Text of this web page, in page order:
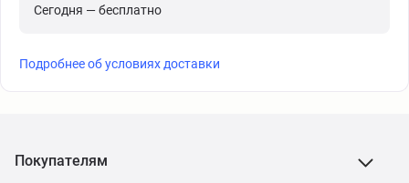
Сегодня — бесплатно
Подробнее об условиях доставки
Покупателям